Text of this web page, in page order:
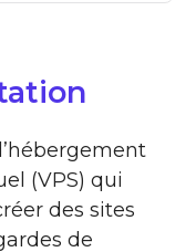
(VPS) qui
des sites
de